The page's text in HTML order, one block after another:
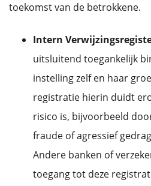
toekomst van de betrokkene.
Intern
uitsluitend toegankelijk
instelling zelf en haar
registratie hierin duidt
risico is, bijvoorbeeld
fraude of agressief
Andere banken of
toegang tot deze